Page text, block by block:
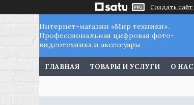
Создать сайт
Интернет-магазин «Мир техники».
Профессиональная цифровая фото-
видеотехника и аксессуары
ГЛАВНАЯ ТОВАРЫ И УСЛУГИ О НАС